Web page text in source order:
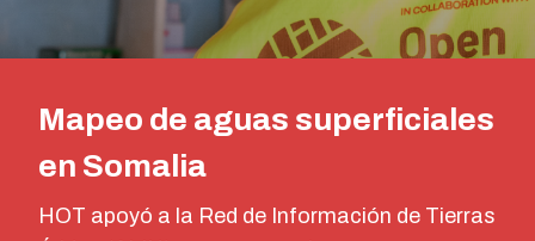
Mapeo de aguas superficiales
en Somalia
HOT apoyó a la Red de Información de Tierras